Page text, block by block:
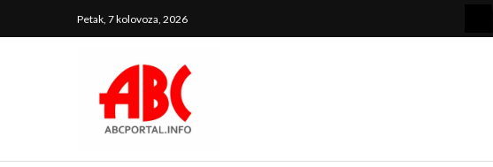
Petak, 7 kolovoza, 2026